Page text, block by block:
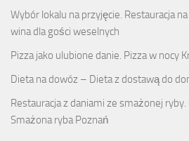
Wybór lokalu na przyjęcie. Restauracja
wina dla gości weselnych
Pizza jako ulubione danie. Pizza w nocy
Dieta na dowóz – Dieta z dostawą do
Restauracja z daniami ze smażonej
Smażona ryba Poznań